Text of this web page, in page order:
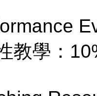
教學：